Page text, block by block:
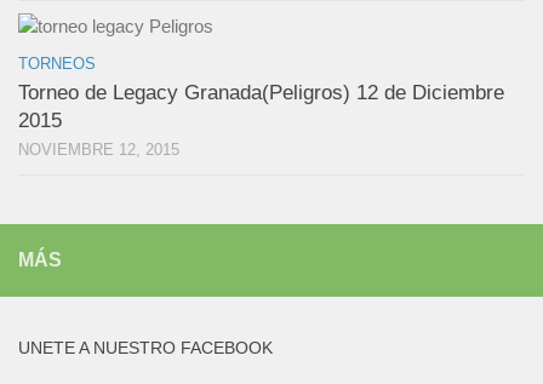
TORNEOS
Torneo de Legacy Granada(Peligros) 12 de Diciembre
2015
NOVIEMBRE 12, 2015
MÁS
UNETE A NUESTRO FACEBOOK